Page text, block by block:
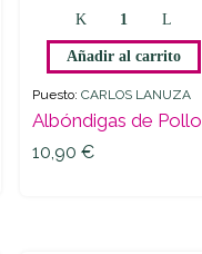
Albóndigas
Pollo
Añadir al carrito
10,90€
Puesto: CARLOS LANUZA
Albóndigas de Pollo
10,90 €